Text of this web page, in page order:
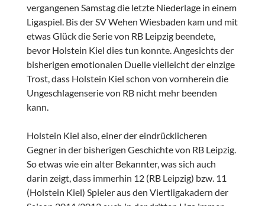
vergangenen Samstag die letzte Niederlage in einem
Ligaspiel. Bis der SV Wehen Wiesbaden kam und mit
etwas Glück die Serie von RB Leipzig beendete,
bevor Holstein Kiel dies tun konnte. Angesichts der
bisherigen emotionalen Duelle vielleicht der einzige
Trost, dass Holstein Kiel schon von vornherein die
Ungeschlagenserie von RB nicht mehr beenden
kann.
Holstein Kiel also, einer der eindrücklicheren
Gegner in der bisherigen Geschichte von RB Leipzig.
So etwas wie ein alter Bekannter, was sich auch
darin zeigt, dass immerhin 12 (RB Leipzig) bzw. 11
(Holstein Kiel) Spieler aus den Viertligakadern der